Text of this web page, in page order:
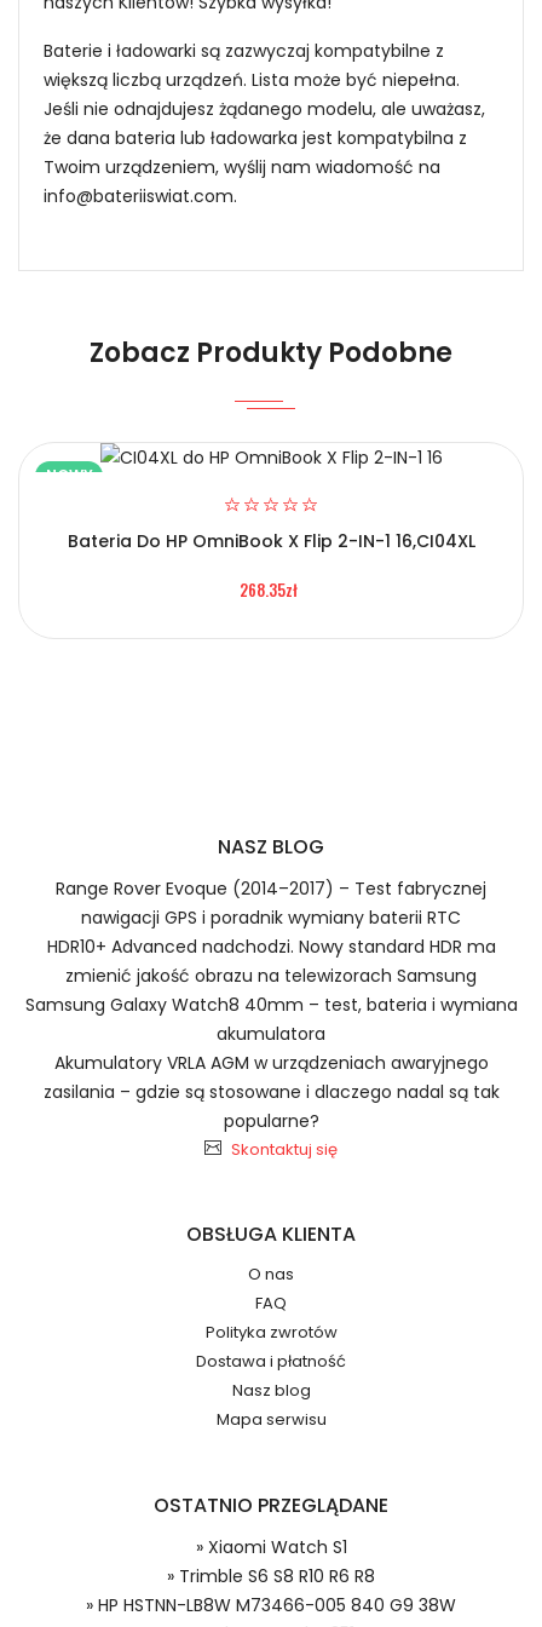
Baterie i ładowarki są zazwyczaj kompatybilne z
większą liczbą urządzeń. Lista może być niepełna.
Jeśli nie odnajdujesz żądanego modelu, ale uważasz,
że dana bateria lub ładowarka jest kompatybilna z
Twoim urządzeniem, wyślij nam wiadomość na
info@bateriiswiat.com.
Certyfikaty bezpieczeństwa i zgodności
Szybka dostawa
Baterie do Laptopów HP FPB0366
Dzięki ochronie kupujących w
systemie PayPal możesz odzyskać
całkowitą wartość zakupu, jeśli
zakupiony przedmiot do Ciebie nie
dotrze lub będzie się znacznie różnić
1.Model urządzenia
1.Model urządzenia
2.Numer produktu baterii
Numer produktu ładowarki
Model urządzenia
Jak przedłużyć żywotność Baterie do Laptopów
HP HSTNN-LB8W M73466-005 840 G9 38W?
Zobacz Produkty Podobne
NOWY
Bateria Do HP OmniBook X Flip 2-IN-1 16,CI04XL
268.35zł
NASZ BLOG
Range Rover Evoque (2014–2017) – Test fabrycznej
nawigacji GPS i poradnik wymiany baterii RTC
HDR10+ Advanced nadchodzi. Nowy standard HDR ma
zmienić jakość obrazu na telewizorach Samsung
Samsung Galaxy Watch8 40mm – test, bateria i wymiana
akumulatora
Akumulatory VRLA AGM w urządzeniach awaryjnego
zasilania – gdzie są stosowane i dlaczego nadal są tak
popularne?
Skontaktuj się
OBSŁUGA KLIENTA
O nas
FAQ
Polityka zwrotów
Dostawa i płatność
Nasz blog
Mapa serwisu
OSTATNIO PRZEGLĄDANE
» Xiaomi Watch S1
» Trimble S6 S8 R10 R6 R8
» HP HSTNN-LB8W M73466-005 840 G9 38W